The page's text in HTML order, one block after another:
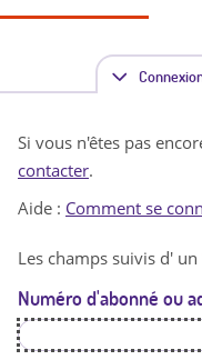
Si vous n'êtes pas
contacter.
Aide : Comment se
Les champs suivis d' un
Numéro d'abonné ou